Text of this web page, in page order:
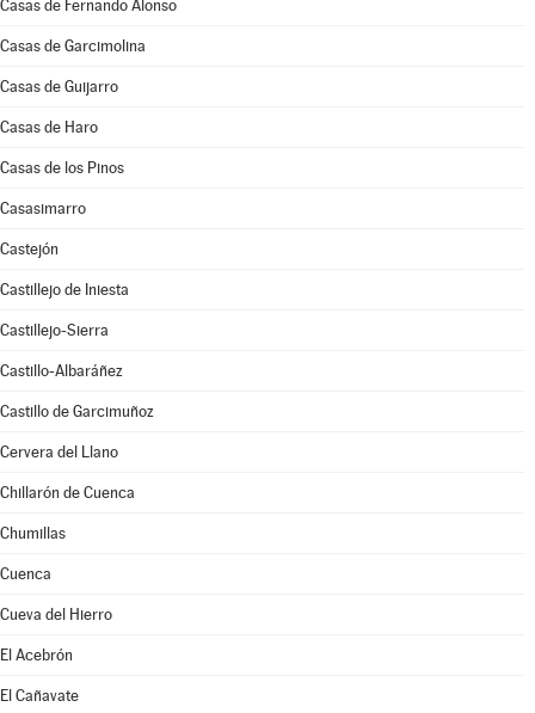
Casas de Fernando Alonso
Casas de Garcimolina
Casas de Guijarro
Casas de Haro
Casas de los Pinos
Casasimarro
Castejón
Castillejo de Iniesta
Castillejo-Sierra
Castillo-Albaráñez
Castillo de Garcimuñoz
Cervera del Llano
Chillarón de Cuenca
Chumillas
Cuenca
Cueva del Hierro
El Acebrón
El Cañavate